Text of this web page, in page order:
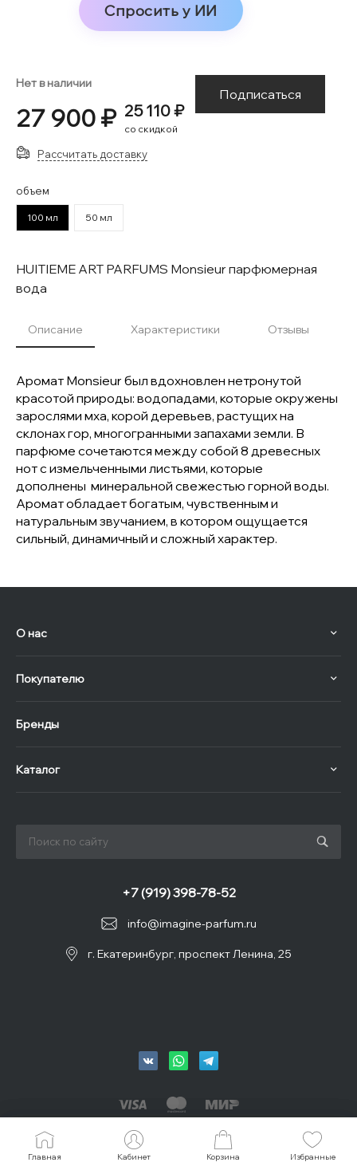
Главная Кабинет Корзина Избранные
Главная Кабинет Корзина Избранные
Спросить у ИИ
Нет в наличии
27 900 ₽ 25 110 ₽
со скидкой
Подписаться
Рассчитать доставку
объем
100 мл 50 мл
HUITIEME ART PARFUMS Monsieur парфюмерная
вода
Описание Характеристики Отзывы
Аромат Monsieur был вдохновлен нетронутой
красотой природы: водопадами, которые окружены
зарослями мха, корой деревьев, растущих на
склонах гор, многогранными запахами земли. В
парфюме сочетаются между собой 8 древесных
нот с измельченными листьями, которые
дополнены минеральной свежестью горной воды.
Аромат обладает богатым, чувственным и
натуральным звучанием, в котором ощущается
сильный, динамичный и сложный характер.
О нас
Покупателю
Бренды
Каталог
info@imagine-parfum.ru
+7 (919) 398-78-52
г. Екатеринбург, проспект Ленина, 25
© 2026 IMAGINE, Все права защищены